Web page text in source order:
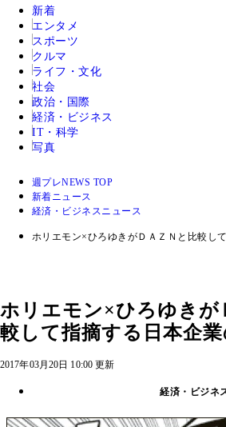
新着
エンタメ
スポーツ
クルマ
ライフ・文化
社会
政治・国際
経済・ビジネス
IT・科学
写真
週プレNEWS TOP
新着ニュース
経済・ビジネスニュース
ホリエモン×ひろゆきがＤＡＺＮと比較し
ホリエモン×ひろゆきが
較して指摘する日本企
2017年03月20日 10:00 更新
経済・ビジネ